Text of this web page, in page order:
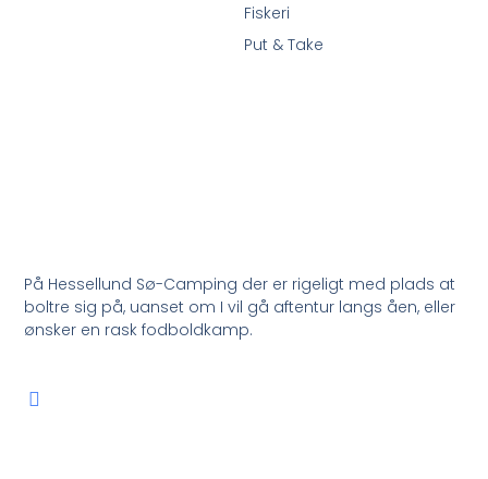
På Hessellund Sø-Camping der er rigeligt med plads at
boltre sig på, uanset om I vil gå aftentur langs åen, eller
ønsker en rask fodboldkamp.
Fiskeri
Put & Take